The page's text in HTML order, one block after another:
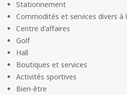
Stationnement
Commodités et services divers à
Centre d'affaires
Golf
Hall
Boutiques et services
Activités sportives
Bien-être